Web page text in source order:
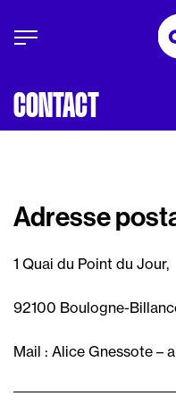
Aller au contenu
CONTACT
Adresse
1 Quai du Point du Jour,
92100 Boulogne-
Mail : Alice Gnessote –
Panneau de gestion des